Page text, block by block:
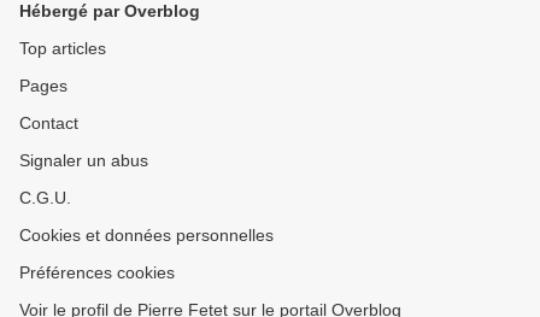
Hébergé par Overblog
Top articles
Pages
Contact
Signaler un abus
C.G.U.
Cookies et données personnelles
Préférences cookies
Voir le profil de Pierre Fetet sur le portail Overblog